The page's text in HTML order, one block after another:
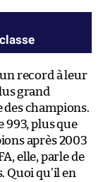
record à leur
grand
des champions.
993, plus que
après 2003
elle, parle de
Quoi qu’il en